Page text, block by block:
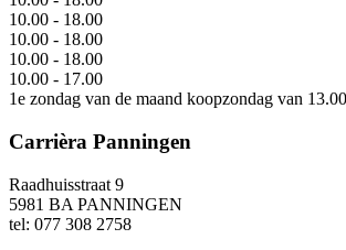
10.00 - 18.00
10.00 - 18.00
10.00 - 18.00
10.00 - 17.00
1e zondag van de maand koopzondag van
Carrièra Panningen
Raadhuisstraat 9
5981 BA PANNINGEN
tel: 077 308 2758